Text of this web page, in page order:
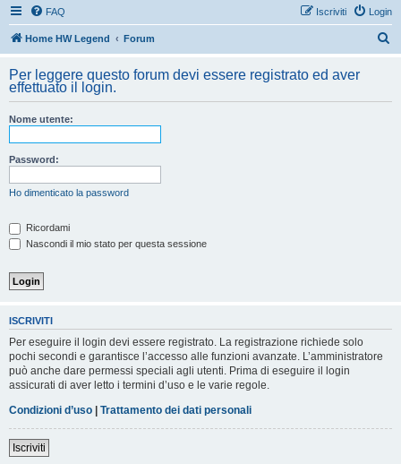
FAQ Login
Iscriviti
Home HW Legend Forum
c
Per leggere questo forum devi essere registrato ed aver
effettuato il login.
Nome utente:
Password:
Ho dimenticato la password
Ricordami
Nascondi il mio stato per questa sessione
ISCRIVITI
Per eseguire il login devi essere registrato. La registrazione richiede solo
pochi secondi e garantisce l’accesso alle funzioni avanzate. L’amministratore
può anche dare permessi speciali agli utenti. Prima di eseguire il login
assicurati di aver letto i termini d’uso e le varie regole.
Condizioni d’uso | Trattamento dei dati personali
Iscriviti